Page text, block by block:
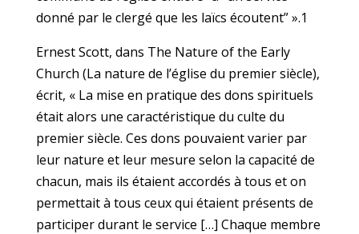
donné par le clergé que les laïcs écoutent” ».1
Ernest Scott, dans The Nature of the Early
Church (La nature de l’église du premier siècle),
écrit, « La mise en pratique des dons spirituels
était alors une caractéristique du culte du
premier siècle. Ces dons pouvaient varier par
leur nature et leur mesure selon la capacité de
chacun, mais ils étaient accordés à tous et on
permettait à tous ceux qui étaient présents de
participer durant le service […] Chaque membre